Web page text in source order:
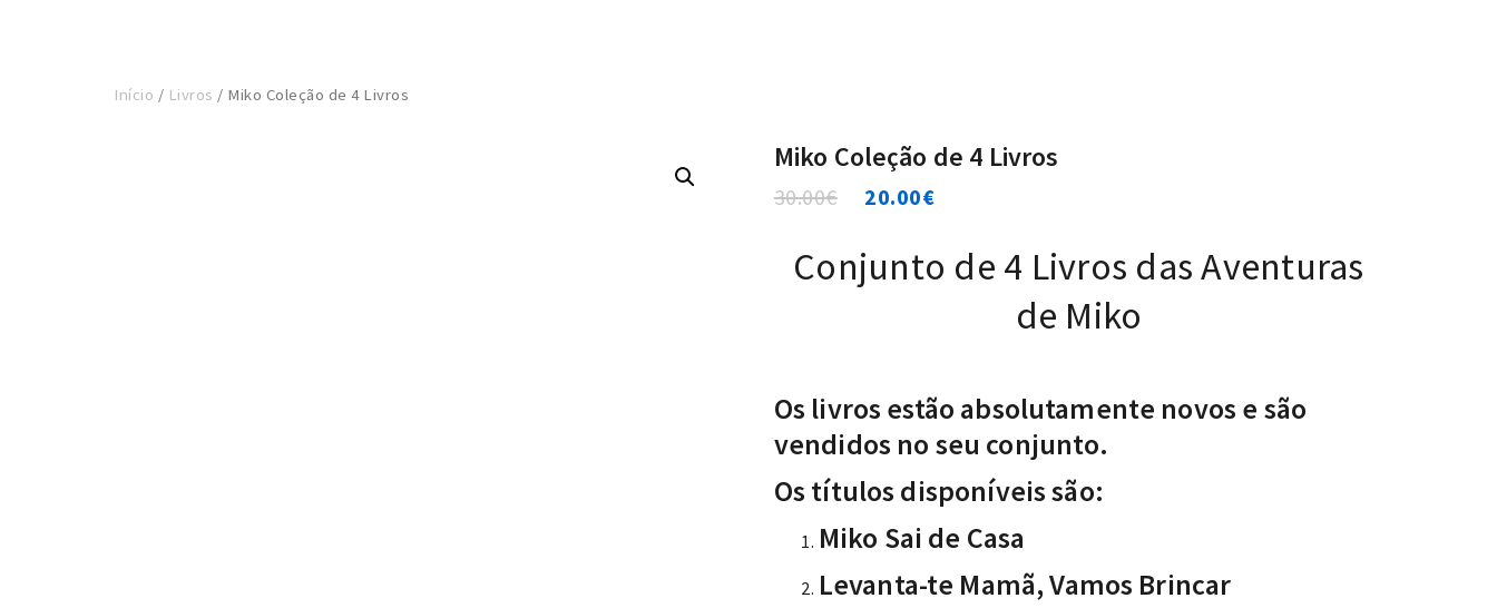
Início / Livros / Miko Coleção de 4 Livros
Miko Coleção de 4 Livros
30.00€ 20.00€
Conjunto de 4 Livros das Aventuras
de Miko
Os livros estão absolutamente novos e são
vendidos no seu conjunto.
Os títulos disponíveis são:
Miko Sai de Casa
Levanta-te Mamã, Vamos Brincar